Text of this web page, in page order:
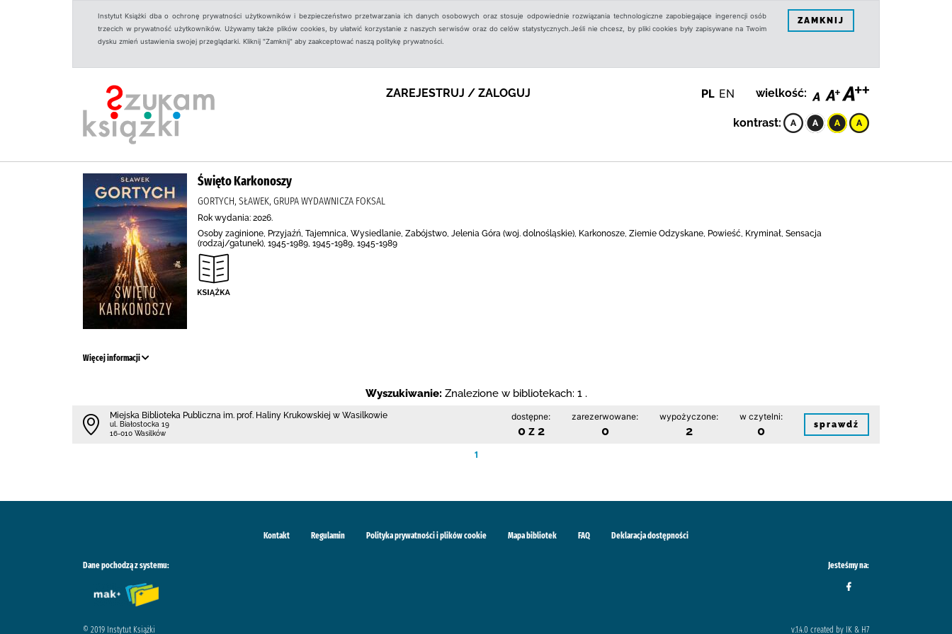
Instytut Książki dba o ochronę prywatności użytkowników i bezpieczeństwo przetwarzania ich danych osobowych oraz stosuje odpowiednie rozwiązania technologiczne zapobiegające ingerencji osób
trzecich w prywatność użytkowników. Używamy także plików cookies, by ułatwić korzystanie z naszych serwisów oraz do celów statystycznych.Jeśli nie chcesz, by pliki cookies były zapisywane na Twoim
dysku zmień ustawienia swojej przeglądarki. Kliknij "Zamknij" aby zaakceptować naszą politykę prywatności.
ZAMKNIJ
ZAREJESTRUJ / ZALOGUJ PL EN wielkość:
kontrast:
Święto Karkonoszy
GORTYCH, SŁAWEK, GRUPA WYDAWNICZA FOKSAL
Rok wydania: 2026.
Osoby zaginione, Przyjaźń, Tajemnica, Wysiedlanie, Zabójstwo, Jelenia Góra (woj. dolnośląskie), Karkonosze, Ziemie Odzyskane, Powieść, Kryminał, Sensacja
(rodzaj/gatunek), 1945-1989, 1945-1989, 1945-1989
Więcej informacji
Wyszukiwanie: Znalezione w bibliotekach: 1 .
Miejska Biblioteka Publiczna im. prof. Haliny Krukowskiej w Wasilkowie
ul. Białostocka 19
16-010 Wasilków
dostępne:
0 z 2
zarezerwowane:
0
wypożyczone:
2
w czytelni:
0 sprawdź
1
Kontakt Regulamin Polityka prywatności i plików cookie Mapa bibliotek FAQ Deklaracja dostępności
Dane pochodzą z systemu: Jesteśmy na:
© 2019 Instytut Książki v.1.4.0 created by IK & H7